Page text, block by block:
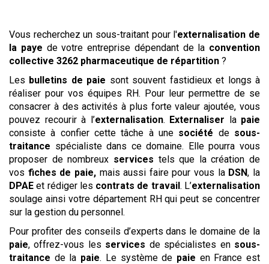
Vous recherchez un sous-traitant pour l'externalisation de
la paye de votre entreprise dépendant de la convention
collective 3262 pharmaceutique de répartition ?
Les bulletins de paie sont souvent fastidieux et longs à
réaliser pour vos équipes RH. Pour leur permettre de se
consacrer à des activités à plus forte valeur ajoutée, vous
pouvez recourir à l’externalisation. Externaliser la paie
consiste à confier cette tâche à une société de sous-
traitance spécialiste dans ce domaine. Elle pourra vous
proposer de nombreux services tels que la création de
vos fiches de paie,mais aussi faire pour vous la DSN, la
DPAE et rédiger les contrats de travail. L’externalisation
soulage ainsi votre département RH qui peut se concentrer
sur la gestion du personnel.
Pour profiter des conseils d’experts dans le domaine de la
paie, offrez-vous les services de spécialistes en sous-
traitance de la paie. Le système de paie en France est